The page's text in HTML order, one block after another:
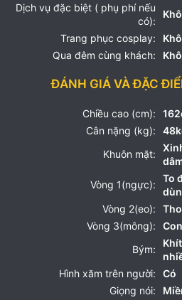
Dịch vụ đặc biệt ( phụ phí nếu
có):
Trang phục cosplay:
Qua đêm cùng khách:
ĐÁNH GIÁ VÀ ĐẶC
Chiều cao (cm):
Cân nặng (kg):
Khuôn mặt:
Vòng 1(ngực):
To
Vòng 2(eo):
Vòng 3(mông):
Bým:
Hình xăm trên người:
Có
Giọng nói: